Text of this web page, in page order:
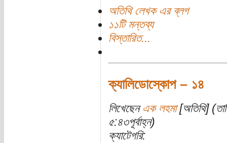
অতিথি লেখক এর ব্লগ
১১টি মন্তব্য
বিস্তারিত...
ক্যালিডোস্কোপ – ১৪
লিখেছেন এক লহমা[অতিথি]
৫:৪৩পূর্বাহ্ন)
ক্যাটেগরি: